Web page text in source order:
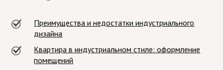
Преимущества и недостатки индустриального
дизайна
Квартира в индустриальном стиле: оформление
помещений